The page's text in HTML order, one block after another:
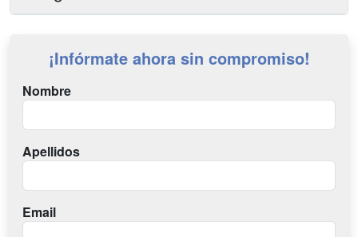
¡Infórmate ahora sin compromiso!
Nombre
Apellidos
Email